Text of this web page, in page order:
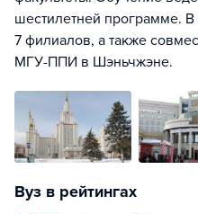
шестилетней программе.
7 филиалов, а также
МГУ-ППИ в Шэньчжэне.
Вуз в рейтингах